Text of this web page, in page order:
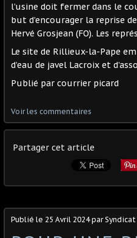
l’usine doit fermer dans le
but d’encourager la reprise
Hervé Grosjean (FO). Les
Le site de Rillieux-la-Pape
d’eau de javel Lacroix et
Publié par courrier picard
Voir les commentaires
Partager cet article
Publié le 25 Avril 2024par Syndicat